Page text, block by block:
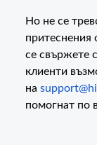
Но не се
притеснения
се свържете
клиенти
на
помогнат по